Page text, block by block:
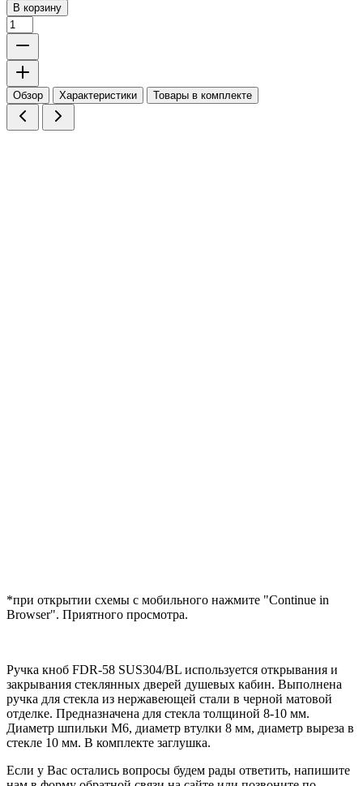
В корзину
Обзор Характеристики Товары в комплекте
*при открытии схемы с мобильного нажмите "Continue in
Browser". Приятного просмотра.
Ручка кноб FDR-58 SUS304/BL используется открывания и
закрывания стеклянных дверей душевых кабин. Выполнена
ручка для стекла из нержавеющей стали в черной матовой
отделке. Предназначена для стекла толщиной 8-10 мм.
Диаметр шпильки М6, диаметр втулки 8 мм, диаметр выреза в
стекле 10 мм. В комплекте заглушка.
Если у Вас остались вопросы будем рады ответить, напишите